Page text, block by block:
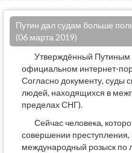
Путин дал судам больше
(06 марта 2019)
Утверждённый Путиным
официальном интернет-
Согласно документу, суды
людей, находящихся в
пределах СНГ).
Сейчас человека,
совершении преступления,
международный розыск по